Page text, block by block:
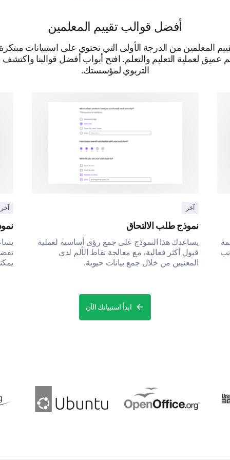
ما مدى احتمال أن توصي بهذه الدورة لزملائك؟
2
3
4
5
أفضل قوالب تقييم المعلمين
المعلمين من الدرجة الأولى التي تحتوي على استبيانات
لعملية التعليم والتعلم. افتح أبواب أفضل قوالبنا واكتشف
التربوي لمؤسستك.
آخر آخر
نموذج طلب الالتحاق
يساعدك هذا النموذج على جمع رؤى أساسية لعملية
قبول أكثر فعالية، مع معالجة نقاط الألم لدى
المعنيين من خلال جمع بيانات حيوية.
ابدأ استبيانك الآن